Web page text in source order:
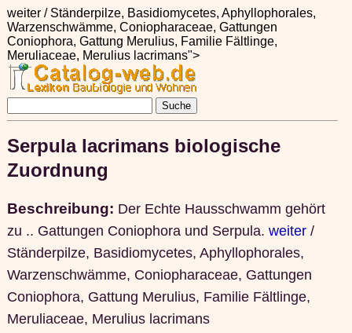
weiter / Ständerpilze, Basidiomycetes, Aphyllophorales,
Warzenschwämme, Coniopharaceae, Gattungen
Coniophora, Gattung Merulius, Familie Fältlinge,
Meruliaceae, Merulius lacrimans">
Serpula lacrimans biologische
Zuordnung
Beschreibung: Der Echte Hausschwamm gehört
zu .. Gattungen Coniophora und Serpula. weiter/
Ständerpilze, Basidiomycetes, Aphyllophorales,
Warzenschwämme, Coniopharaceae, Gattungen
Coniophora, Gattung Merulius, Familie Fältlinge,
Meruliaceae, Merulius lacrimans